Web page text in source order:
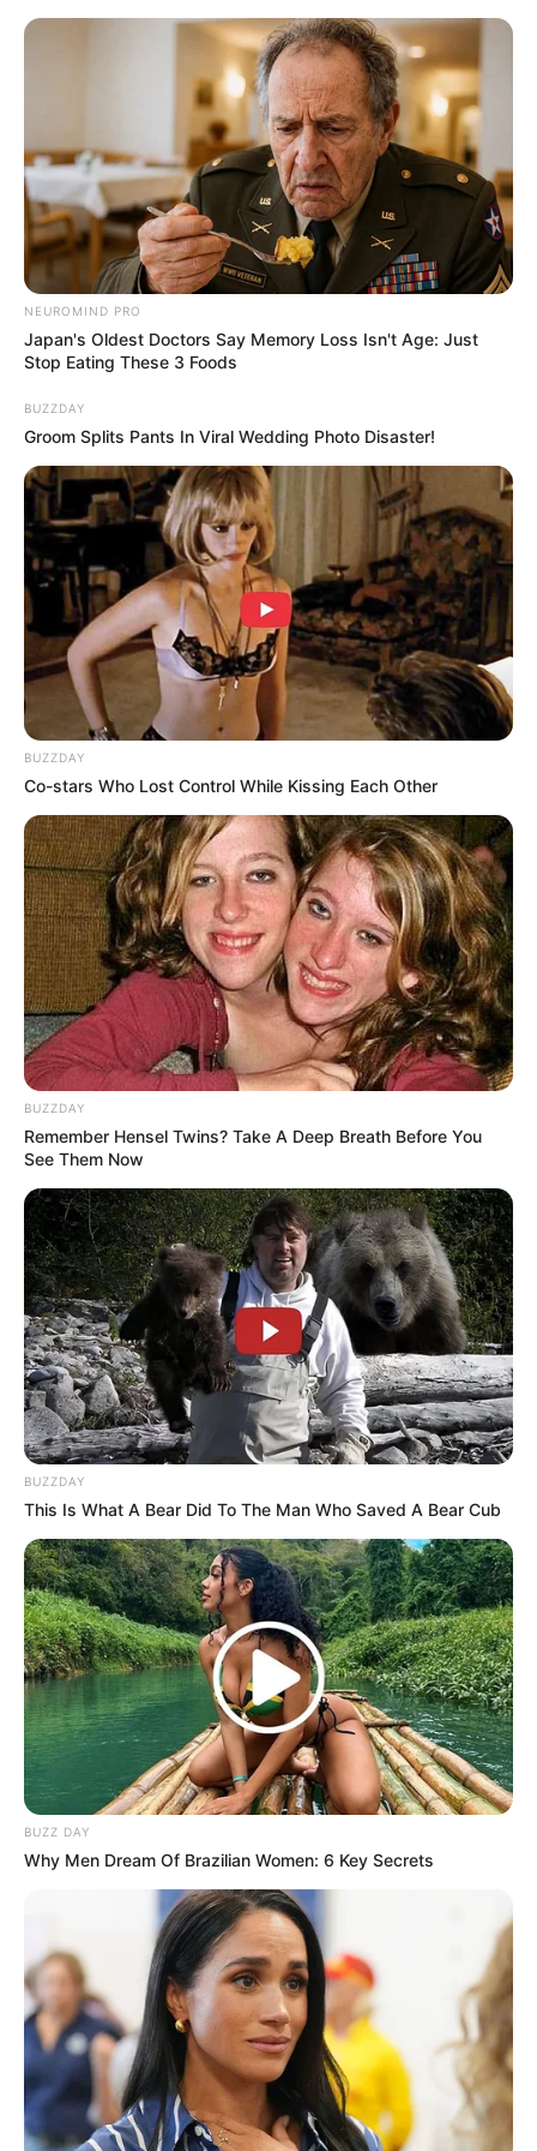
Voice 3
- /10 (- Votes)
Beri Rating & Review
Daftar isi
Play
00:00
Mute
Play
PEMERAN UTAMA
NEUROMIND PRO
Japan's Oldest Doctors Say Memory Loss Isn't Age: Just
Stop Eating These 3 Foods
BUZZDAY
Groom Splits Pants In Viral Wedding Photo Disaster!
BUZZDAY
Co-stars Who Lost Control While Kissing Each Other
BUZZDAY
Remember Hensel Twins? Take A Deep Breath Before You
See Them Now
BUZZDAY
This Is What A Bear Did To The Man Who Saved A Bear Cub
BUZZ DAY
Why Men Dream Of Brazilian Women: 6 Key Secrets